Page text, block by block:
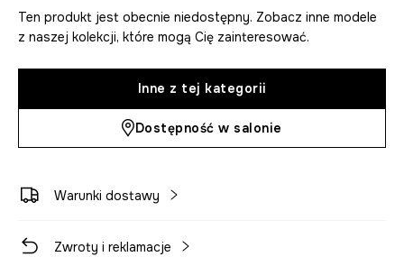
Ten produkt jest obecnie niedostępny. Zobacz inne modele
z naszej kolekcji, które mogą Cię zainteresować.
Inne z tej kategorii
Dostępność w salonie
Warunki dostawy
Zwroty i reklamacje